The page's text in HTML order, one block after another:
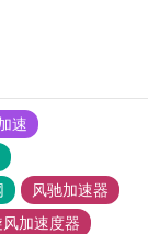
速
风驰加速器
风加速度器